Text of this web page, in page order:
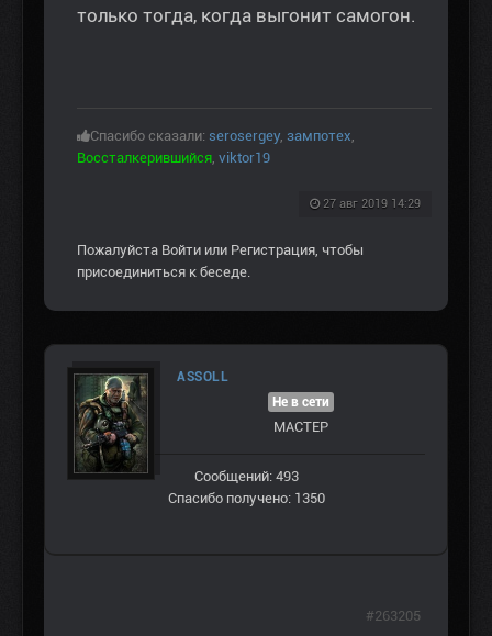
только тогда, когда выгонит самогон.
Спасибо сказали: serosergey, зампотех,
Воссталкерившийся, viktor19
27 авг 2019 14:29
Пожалуйста Войти или Регистрация, чтобы
присоединиться к беседе.
ASSOLL
Не в сети
МАСТЕР
Сообщений: 493
Спасибо получено: 1350
#263205